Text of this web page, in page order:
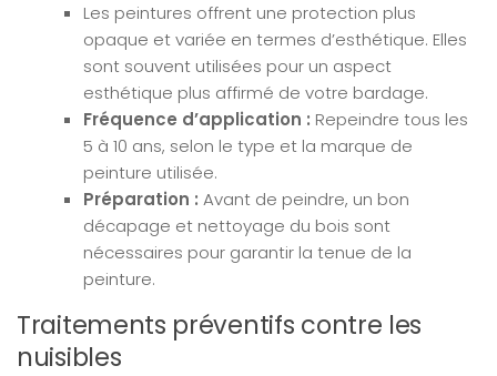
Les peintures offrent une protection plus
opaque et variée en termes d’esthétique. Elles
sont souvent utilisées pour un aspect
esthétique plus affirmé de votre bardage.
Fréquence d’application : Repeindre tous les
5 à 10 ans, selon le type et la marque de
peinture utilisée.
Préparation : Avant de peindre, un bon
décapage et nettoyage du bois sont
nécessaires pour garantir la tenue de la
peinture.
Traitements préventifs contre les
nuisibles